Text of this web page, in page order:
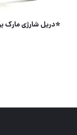
🟠 آنتن آهنربایی 🟠